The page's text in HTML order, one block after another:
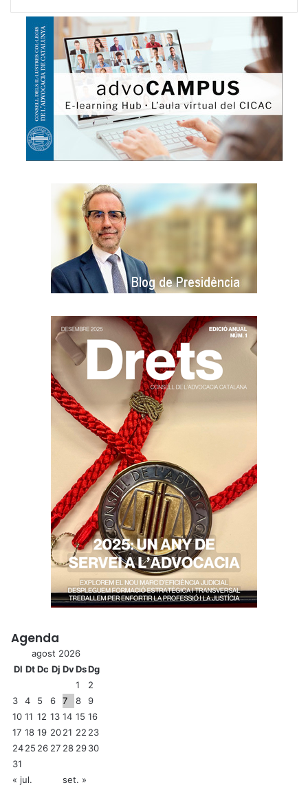
Agenda
agost 2026
Dl DtDc Dj DvDsDg
1
2
3
4 5 6 7 8
9
10 11 12 13 14 15 16
17 18 19 2021 22 23
2425 26 27 28 2930
31
« jul.
set. »